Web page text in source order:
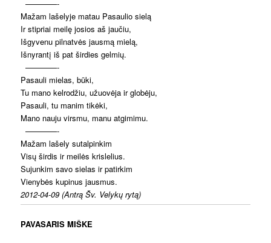
————-
Mažam lašelyje matau Pasaulio sielą
Ir stipriai meilę josios aš jaučiu,
Išgyvenu pilnatvės jausmą mielą,
Išnyrantį iš pat širdies gelmių.
————-
Pasauli mielas, būki,
Tu mano kelrodžiu, užuovėja ir globėju,
Pasauli, tu manim tikėki,
Mano nauju virsmu, manu atgimimu.
————-
Mažam lašely sutalpinkim
Visų širdis ir meilės krislelius.
Sujunkim savo sielas ir patirkim
Vienybės kupinus jausmus.
2012-04-09 (Antrą Šv. Velykų rytą)
PAVASARIS MIŠKE